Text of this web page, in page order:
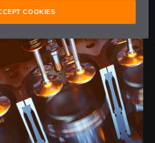
COOKIES